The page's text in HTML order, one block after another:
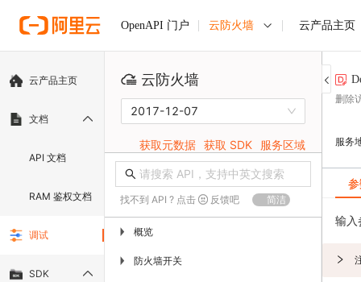
OpenAPI 门户 云防火墙 云产品主页
云产品主页
文档
API 文档
RAM 鉴权文档
调试
SDK
云防火墙
2017-12-07
获取元数据 获取 SDK 服务区域
找不到 API ? 点击 反馈吧 简洁
▶ 概览
▶ 防火墙开关
删除
服务
输入